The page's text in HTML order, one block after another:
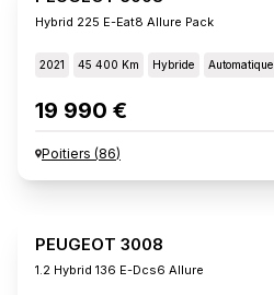
Hybrid 225 E-Eat8 Allure Pack
2021 45 400 Km Hybride Automatique
19 990 €
Poitiers (86)
PEUGEOT 3008
1.2 Hybrid 136 E-Dcs6 Allure